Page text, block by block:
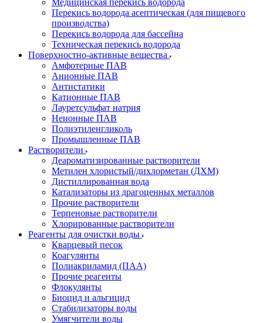
Медицинская перекись водорода
Перекись водорода асептическая (для пищевого
производства)
Перекись водорода для бассейна
Техническая перекись водорода
Поверхностно-активные вещества
Амфотерные ПАВ
Анионные ПАВ
Антистатики
Катионные ПАВ
Лауретсульфат натрия
Неионные ПАВ
Полиэтиленгликоль
Промышленные ПАВ
Растворители
Деароматизированные растворители
Метилен хлористый/дихлорметан (ДХМ)
Дистиллированная вода
Катализаторы из драгоценных металлов
Прочие растворители
Терпеновые растворители
Хлорированные растворители
Реагенты для очистки воды
Кварцевый песок
Коагулянты
Полиакриламид (ПАА)
Прочие реагенты
Флокулянты
Биоцид и альгицид
Стабилизаторы воды
Умягчители воды